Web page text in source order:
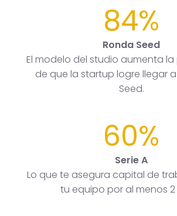
84%
Ronda Seed
El modelo del studio aumenta
de que la startup logre llegar
Seed.
60%
Serie A
Lo que te asegura capital de
tu equipo por al menos 2